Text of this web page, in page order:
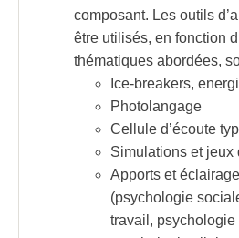
composant. Les outils
être utilisés, en fonction
thématiques abordées,
Ice-breakers,
Photolangage
Cellule d’écoute
Simulations et jeux
Apports et
(psychologie
travail,